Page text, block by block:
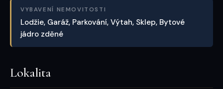
VYBAVENÍ NEMOVITOSTI
Lodžie, Garáž, Parkování, Výtah, Sklep, Bytové
jádro zděné
Lokalita